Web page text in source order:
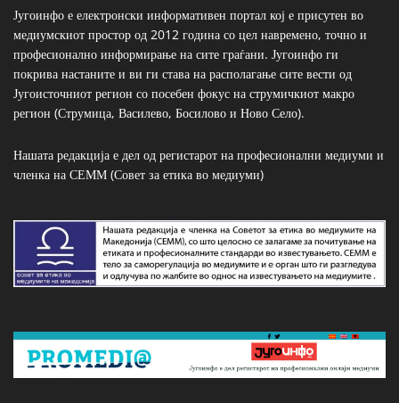
Југоинфо е електронски информативен портал кој е присутен во
медиумскиот простор од 2012 година со цел навремено, точно и
професионално информирање на сите граѓани. Југоинфо ги
покрива настаните и ви ги става на располагање сите вести од
Југоисточниот регион со посебен фокус на струмичкиот макро
регион (Струмица, Василево, Босилово и Ново Село).
Нашата редакција е дел од регистарот на професионални медиуми и
членка на СЕММ (Совет за етика во медиуми)